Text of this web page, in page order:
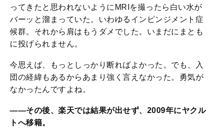
ってきたと思われないようにMRIを撮ったら白い水が
バーッと溜まっていた。いわゆるインピンジメント症
候群。それから肩はもうダメでした。いまだにまとも
に投げられません。
今思えば、もっとしっかり断ればよかった。でも、入
団の経緯もあるからあまり強く言えなかった。勇気が
なかったんですよね。
――その後、楽天では結果が出せず、2009年にヤクル
トへ移籍。